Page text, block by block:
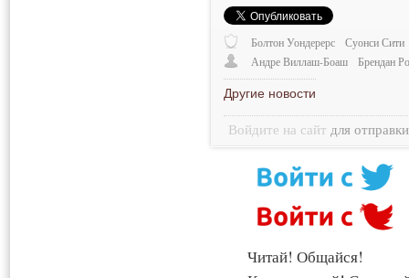
Болтон Уондерерс
Суонси Сити
Андре Виллаш-Боаш
Брендан
Другие новости
Войдите на сайт для
Читай! Общайся!